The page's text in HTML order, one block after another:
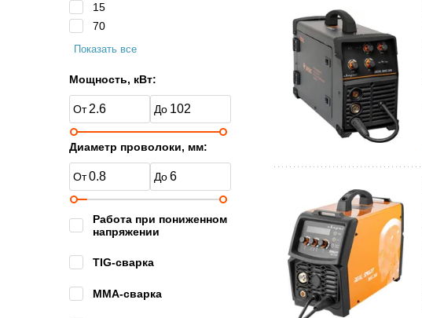
15
70
Показать все
Мощность, кВт:
Диаметр проволоки, мм:
Работа при пониженном
напряжении
TIG-сварка
MMA-сварка